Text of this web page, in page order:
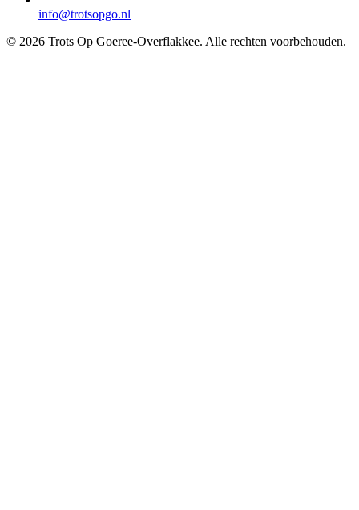
info@trotsopgo.nl
© 2026 Trots Op Goeree-Overflakkee. Alle rechten voorbehouden.